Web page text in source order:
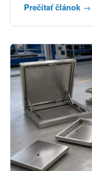
Prečítať článok →